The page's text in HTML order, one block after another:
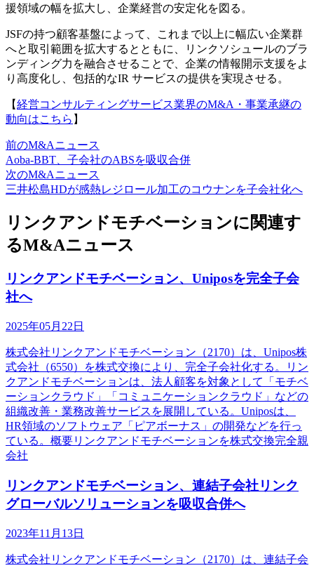
援領域の幅を拡大し、企業経営の安定化を図る。
JSFの持つ顧客基盤によって、これまで以上に幅広い企業群
へと取引範囲を拡大するとともに、リンクソシュールのブラ
ンディング力を融合させることで、企業の情報開示支援をよ
り高度化し、包括的なIR サービスの提供を実現させる。
【経営コンサルティングサービス業界のM&A・事業承継の
動向はこちら 】
前のM&Aニュース
Aoba-BBT、子会社のABSを吸収合併
次のM&Aニュース
三井松島HDが感熱レジロール加工のコウナンを子会社化へ
リンクアンドモチベーションに関連す
るM&Aニュース
リンクアンドモチベーション、Uniposを完全子会
社へ
2025年05月22日
株式会社リンクアンドモチベーション（2170）は、Unipos株
式会社（6550）を株式交換により、完全子会社化する。リン
クアンドモチベーションは、法人顧客を対象として「モチベ
ーションクラウド」「コミュニケーションクラウド」などの
組織改善・業務改善サービスを展開している。Uniposは、
HR領域のソフトウェア「ピアボーナス」の開発などを行っ
ている。概要リンクアンドモチベーションを株式交換完全親
会社
リンクアンドモチベーション、連結子会社リンク
グローバルソリューションを吸収合併へ
2023年11月13日
株式会社リンクアンドモチベーション（2170）は、連結子会